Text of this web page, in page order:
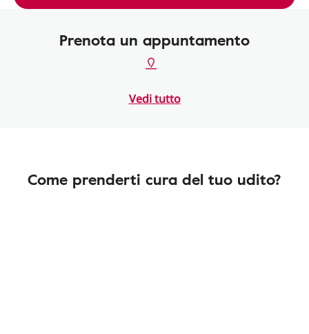
Prenota un appuntamento
Vedi tutto
Come prenderti cura del tuo udito?